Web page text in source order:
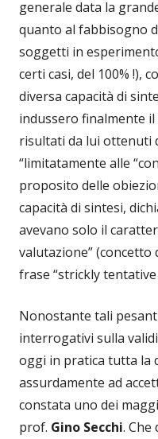
generale data la
quanto al fabbisogno
soggetti in
certi casi, del 100% !),
diversa capacità di
indussero finalmente il
risultati da lui ottenuti
“limitatamente alle
proposito delle
capacità di sintesi,
avevano solo il
valutazione” (concetto
frase “strickly tentative
Nonostante tali
interrogativi sulla
oggi in pratica tutta la
assurdamente ad
constata uno dei
prof. Gino Secchi. Che